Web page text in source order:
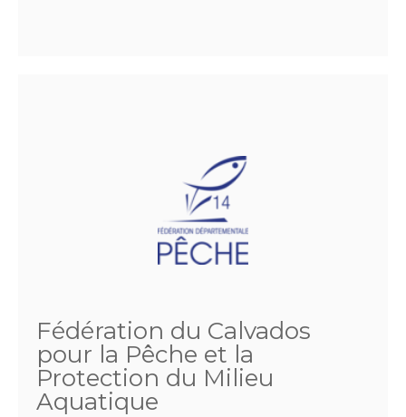
Fédération du Calvados
pour la Pêche et la
Protection du Milieu
Aquatique